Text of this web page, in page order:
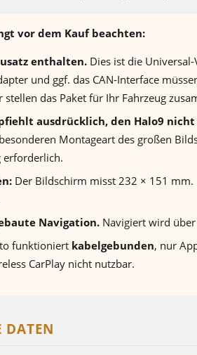
vor dem Kauf beachten:
enthalten. Dies ist die
und ggf. das CAN-Interface
stellen das Paket für Ihr Fahrzeug
ausdrücklich, den Halo9
Montageart des großen
erforderlich.
Der Bildschirm misst 232 × 151
Navigation. Navigiert wird
funktioniert kabelgebunden, nur
CarPlay nicht nutzbar.
DATEN